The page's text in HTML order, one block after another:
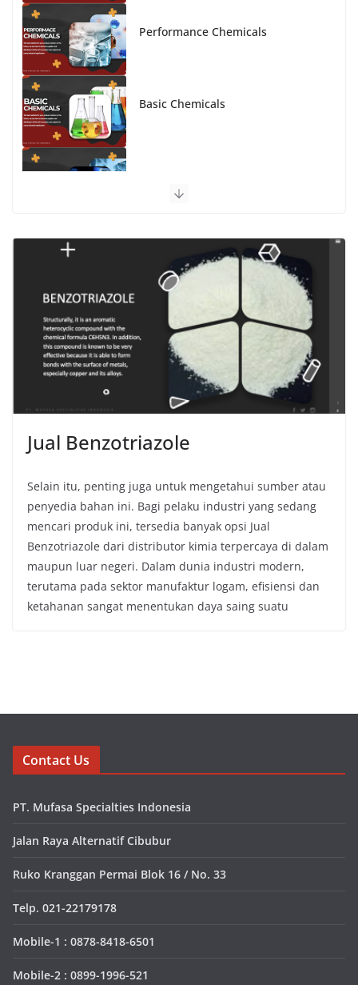
Performance Chemicals
Basic Chemicals
Jual Benzotriazole
Selain itu, penting juga untuk mengetahui sumber atau
penyedia bahan ini. Bagi pelaku industri yang sedang
mencari produk ini, tersedia banyak opsi Jual
Benzotriazole dari distributor kimia terpercaya di dalam
maupun luar negeri. Dalam dunia industri modern,
terutama pada sektor manufaktur logam, efisiensi dan
ketahanan sangat menentukan daya saing suatu
Contact Us
PT. Mufasa Specialties Indonesia
Jalan Raya Alternatif Cibubur
Ruko Kranggan Permai Blok 16 / No. 33
Telp. 021-22179178
Mobile-1 : 0878-8418-6501
Mobile-2 : 0899-1996-521